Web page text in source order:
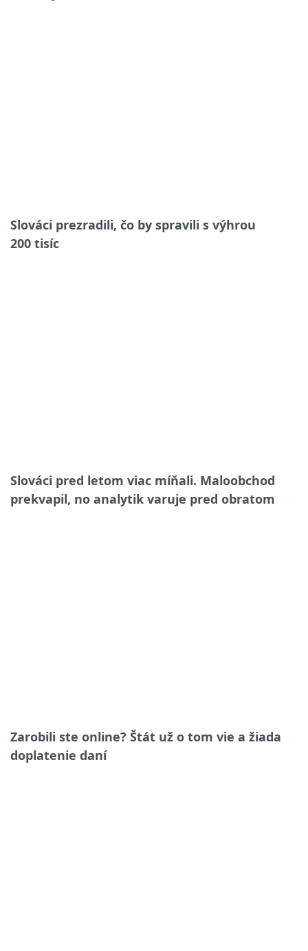
Slováci prezradili, čo by spravili s výhrou
200 tisíc
Slováci pred letom viac míňali. Maloobchod
prekvapil, no analytik varuje pred obratom
Zarobili ste online? Štát už o tom vie a žiada
doplatenie daní